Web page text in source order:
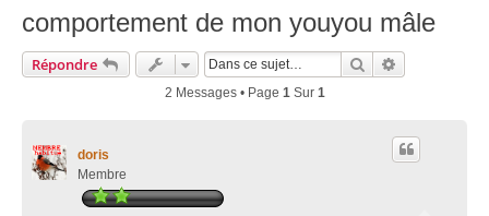
comportement de mon youyou mâle
Répondre Rechercher
2 Messages • Page 1 Sur 1
doris
Membre